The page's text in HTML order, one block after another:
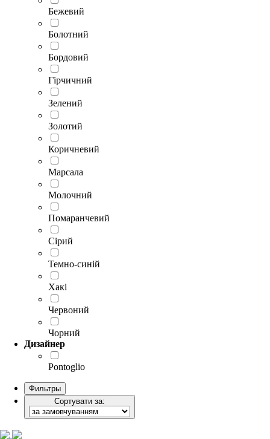
Бежевий
Болотний
Бордовий
Гірчичний
Зелений
Золотий
Коричневий
Марсала
Молочний
Помаранчевий
Сірий
Темно-синій
Хакі
Червоний
Чорний
Дизайнер
Pontoglio
Фильтры
Сортувати за: